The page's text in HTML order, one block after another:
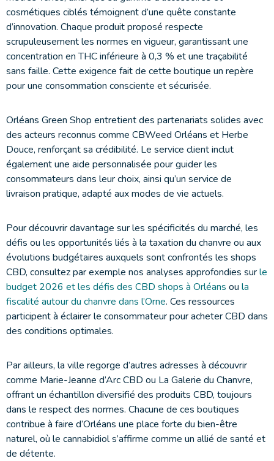
cosmétiques ciblés témoignent d’une quête constante
d’innovation. Chaque produit proposé respecte
scrupuleusement les normes en vigueur, garantissant une
concentration en THC inférieure à 0,3 % et une traçabilité
sans faille. Cette exigence fait de cette boutique un repère
pour une consommation consciente et sécurisée.
Orléans Green Shop entretient des partenariats solides avec
des acteurs reconnus comme CBWeed Orléans et Herbe
Douce, renforçant sa crédibilité. Le service client inclut
également une aide personnalisée pour guider les
consommateurs dans leur choix, ainsi qu’un service de
livraison pratique, adapté aux modes de vie actuels.
Pour découvrir davantage sur les spécificités du marché, les
défis ou les opportunités liés à la taxation du chanvre ou aux
évolutions budgétaires auxquels sont confrontés les shops
CBD, consultez par exemple nos analyses approfondies surle
budget 2026 et les défis des CBD shops à Orléans ou la
fiscalité autour du chanvre dans l’Orne. Ces ressources
participent à éclairer le consommateur pour acheter CBD dans
des conditions optimales.
Par ailleurs, la ville regorge d’autres adresses à découvrir
comme Marie-Jeanne d’Arc CBD ou La Galerie du Chanvre,
offrant un échantillon diversifié des produits CBD, toujours
dans le respect des normes. Chacune de ces boutiques
contribue à faire d’Orléans une place forte du bien-être
naturel, où le cannabidiol s’affirme comme un allié de santé et
de détente.